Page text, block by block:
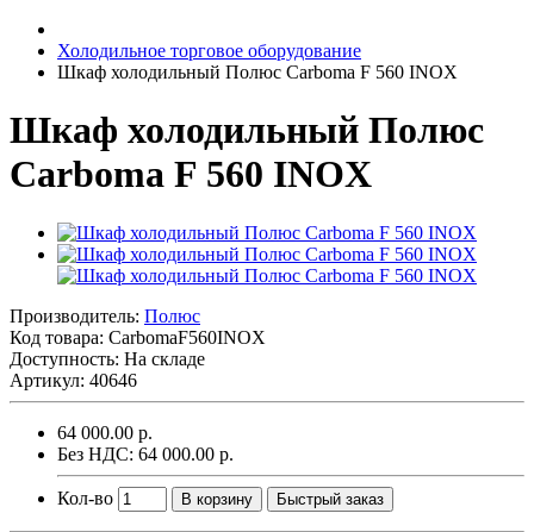
Холодильное торговое оборудование
Шкаф холодильный Полюс Carboma F 560 INOX
Шкаф холодильный Полюс
Carboma F 560 INOX
Производитель: Полюс
Код товара: CarbomaF560INOX
Доступность: На складе
Артикул: 40646
64 000.00 р.
Без НДС: 64 000.00 р.
Кол-во В корзину Быстрый заказ